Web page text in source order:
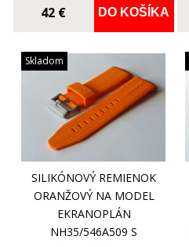
PRACKOU
42 € DO KOŠÍKA
Skladom
SILIKÓNOVÝ REMIENOK
ORANŽOVÝ NA MODEL
EKRANOPLÁN
NH35/546A509 S